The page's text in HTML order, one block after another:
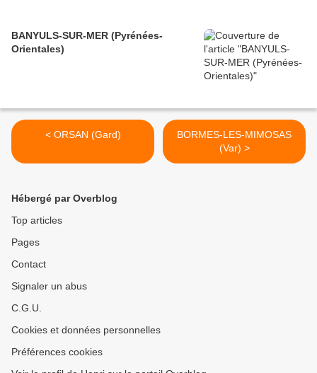
BANYULS-SUR-MER (Pyrénées-
Orientales)
< ORSAN (Gard)
BORMES-LES-MIMOSAS
(Var) >
Hébergé par Overblog
Top articles
Pages
Contact
Signaler un abus
C.G.U.
Cookies et données personnelles
Préférences cookies